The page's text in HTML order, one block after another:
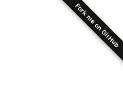
Fork me on GitHub